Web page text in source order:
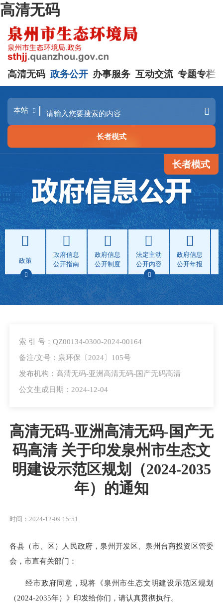
高清无码
高清无码 政务公开 办事服务 互动交流 专题专栏
长者模式
长者模式
政策
政府信息
公开指南
政府信息
公开制度
法定主动
公开内容
政府信息
公开年报
索 引 号：QZ00134-0300-2024-00164
备注/文号：泉环保〔2024〕105号
发布机构：高清无码-亚洲高清无码-国产无码高清
公文生成日期：2024-12-04
高清无码-亚洲高清无码-国产无
码高清 关于印发泉州市生态文
明建设示范区规划（2024-2035
年）的通知
时间：2024-12-09 15:51
各县（市、区）人民政府，泉州开发区、泉州台商投资区管委
会，市直有关部门：
经市政府同意，现将《泉州市生态文明建设示范区规划
（2024-2035年）》印发给你们，请认真贯彻执行。